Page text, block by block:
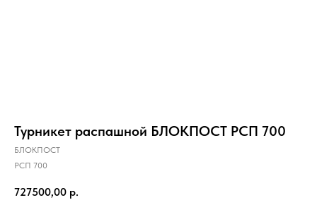
Турникет распашной БЛОКПОСТ РСП 700
БЛОКПОСТ
РСП 700
727500,00 р.